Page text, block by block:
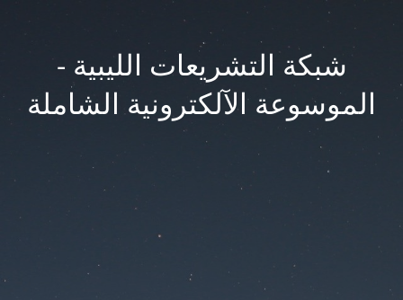
شبكة التشريعات الليبية -
الموسوعة الآلكترونية الشاملة